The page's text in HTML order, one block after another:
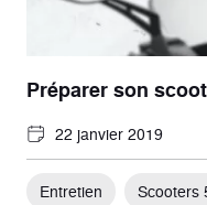
Préparer son
22 janvier 2019
Entretien Scooters